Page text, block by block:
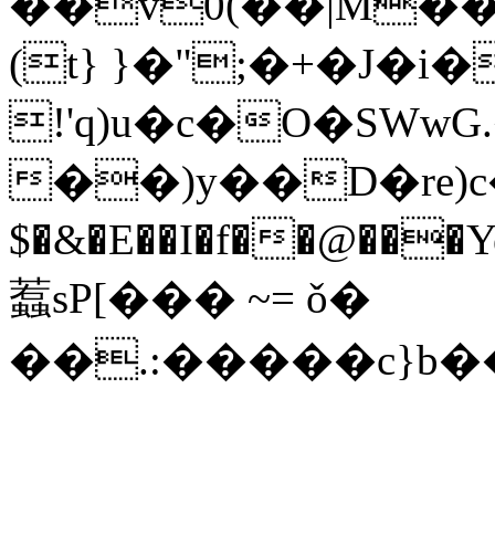
(t}
!'q)u�c�
��)y��
$�&�E��I�f�
蠚sP[��� ~= ǒ�